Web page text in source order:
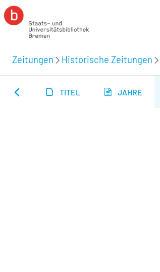
Zeitungen Historische Zeitungen
TITEL JAHRE